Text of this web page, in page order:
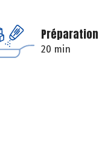
Préparation
20 min